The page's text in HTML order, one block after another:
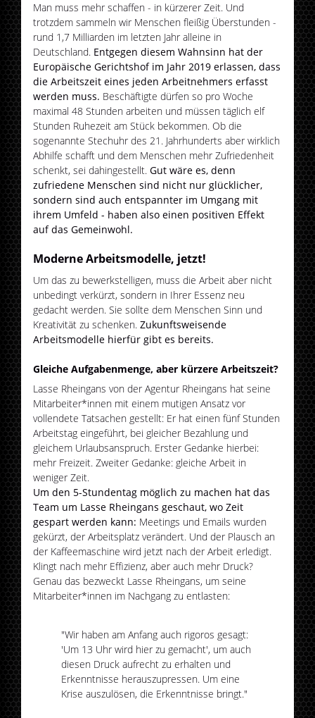
Man muss mehr schaffen - in kürzerer Zeit. Und
trotzdem sammeln wir Menschen fleißig Überstunden -
rund 1,7 Milliarden im letzten Jahr alleine in
Deutschland. Entgegen diesem Wahnsinn hat der
Europäische Gerichtshof im Jahr 2019 erlassen, dass
die Arbeitszeit eines jeden Arbeitnehmers erfasst
werden muss. Beschäftigte dürfen so pro Woche
maximal 48 Stunden arbeiten und müssen täglich elf
Stunden Ruhezeit am Stück bekommen. Ob die
sogenannte Stechuhr des 21. Jahrhunderts aber wirklich
Abhilfe schafft und dem Menschen mehr Zufriedenheit
schenkt, sei dahingestellt.Gut wäre es, denn
zufriedene Menschen sind nicht nur glücklicher,
sondern sind auch entspannter im Umgang mit
ihrem Umfeld - haben also einen positiven Effekt
auf das Gemeinwohl.
Moderne Arbeitsmodelle, jetzt!
Um das zu bewerkstelligen, muss die Arbeit aber nicht
unbedingt verkürzt, sondern in Ihrer Essenz neu
gedacht werden. Sie sollte dem Menschen Sinn und
Kreativität zu schenken.Zukunftsweisende
Arbeitsmodelle hierfür gibt es bereits.
Gleiche Aufgabenmenge, aber kürzere Arbeitszeit?
Lasse Rheingans von der Agentur Rheingans hat seine
Mitarbeiter*innen mit einem mutigen Ansatz vor
vollendete Tatsachen gestellt: Er hat einen fünf Stunden
Arbeitstag eingeführt, bei gleicher Bezahlung und
gleichem Urlaubsanspruch. Erster Gedanke hierbei:
mehr Freizeit. Zweiter Gedanke: gleiche Arbeit in
weniger Zeit.
Um den 5-Stundentag möglich zu machen hat das
Team um Lasse Rheingans geschaut, wo Zeit
gespart werden kann: Meetings und Emails wurden
gekürzt, der Arbeitsplatz verändert. Und der Plausch an
der Kaffeemaschine wird jetzt nach der Arbeit erledigt.
Klingt nach mehr Effizienz, aber auch mehr Druck?
Genau das bezweckt Lasse Rheingans, um seine
Mitarbeiter*innen im Nachgang zu entlasten:
"Wir haben am Anfang auch rigoros gesagt:
'Um 13 Uhr wird hier zu gemacht', um auch
diesen Druck aufrecht zu erhalten und
Erkenntnisse herauszupressen. Um eine
Krise auszulösen, die Erkenntnisse bringt."